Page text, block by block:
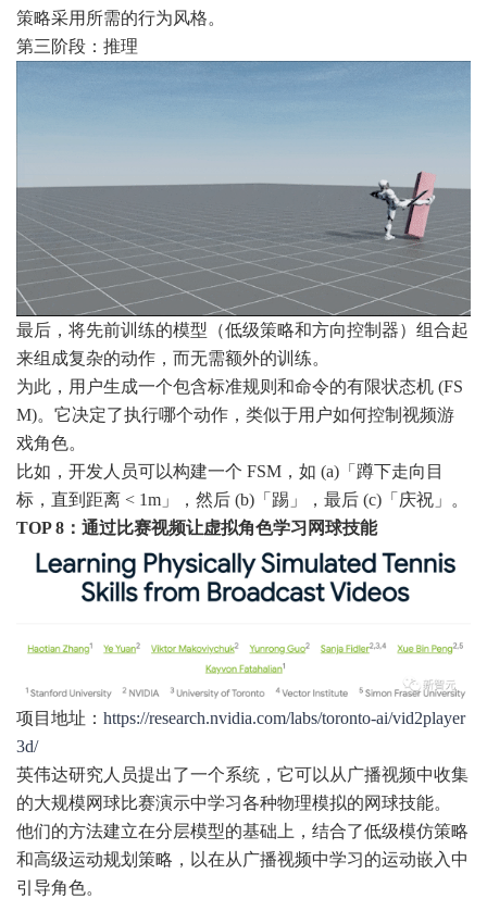
策略采用所需的行为风格。
第三阶段：推理
最后，将先前训练的模型（低级策略和方向控制器）组合起
来组成复杂的动作，而无需额外的训练。
为此，用户生成一个包含标准规则和命令的有限状态机 (FS
M)。它决定了执行哪个动作，类似于用户如何控制视频游
戏角色。
比如，开发人员可以构建一个 FSM，如 (a)「蹲下走向目
标，直到距离 < 1m」，然后 (b)「踢」，最后 (c)「庆祝」。
TOP 8：通过比赛视频让虚拟角色学习网球技能
项目地址： https://research.nvidia.com/labs/toronto-ai/vid2player
3d/
英伟达研究人员提出了一个系统，它可以从广播视频中收集
的大规模网球比赛演示中学习各种物理模拟的网球技能。
他们的方法建立在分层模型的基础上，结合了低级模仿策略
和高级运动规划策略，以在从广播视频中学习的运动嵌入中
引导角色。